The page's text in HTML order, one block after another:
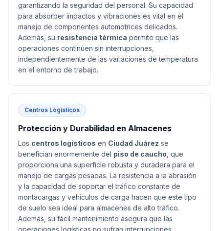
garantizando la seguridad del personal. Su capacidad
para absorber impactos y vibraciones es vital en el
manejo de componentes automotrices delicados.
Además, su resistencia térmica permite que las
operaciones continúen sin interrupciones,
independientemente de las variaciones de temperatura
en el entorno de trabajo.
Centros Logísticos
Protección y Durabilidad en Almacenes
Los centros logísticos en Ciudad Juárez se
benefician enormemente del piso de caucho , que
proporciona una superficie robusta y duradera para el
manejo de cargas pesadas. La resistencia a la abrasión
y la capacidad de soportar el tráfico constante de
montacargas y vehículos de carga hacen que este tipo
de suelo sea ideal para almacenes de alto tráfico.
Además, su fácil mantenimiento asegura que las
operaciones logísticas no sufran interrupciones